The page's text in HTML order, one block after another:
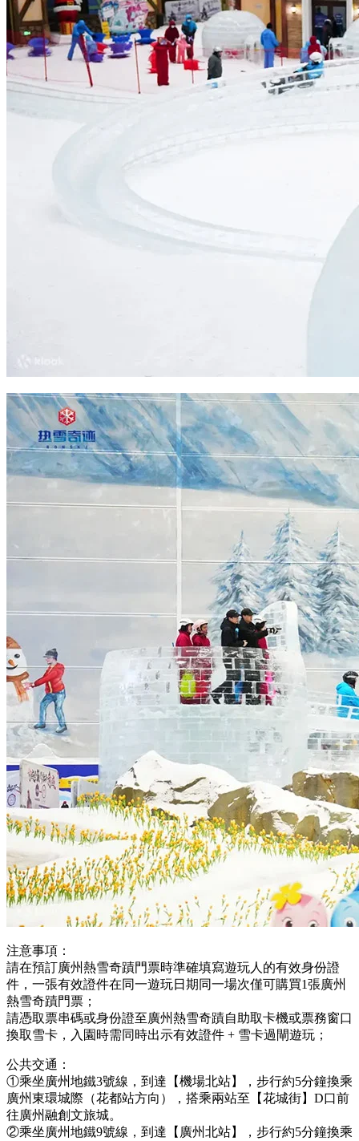
注意事項：
請在預訂廣州熱雪奇蹟門票時準確填寫遊玩人的有效身份證
件，一張有效證件在同一遊玩日期同一場次僅可購買1張廣州
熱雪奇蹟門票；
請憑取票串碼或身份證至廣州熱雪奇蹟自助取卡機或票務窗口
換取雪卡，入園時需同時出示有效證件 + 雪卡過閘遊玩；
公共交通：
①乘坐廣州地鐵3號線，到達【機場北站】，步行約5分鐘換乘
廣州東環城際（花都站方向），搭乘兩站至【花城街】D口前
往廣州融創文旅城。
②乘坐廣州地鐵9號線，到達【廣州北站】，步行約5分鐘換乘